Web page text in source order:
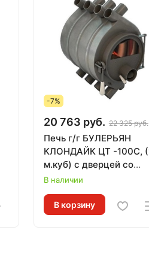
-7%
20 763 руб. 22 325 руб.
Печь г/г БУЛЕРЬЯН
КЛОНДАЙК ЦТ -100С, (100
м.куб) с дверцей со
стеклом
В наличии
В корзину